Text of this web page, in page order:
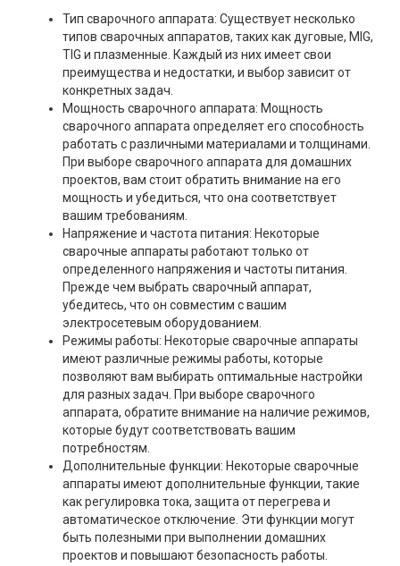
Тип сварочного аппарата: Существует несколько
типов сварочных аппаратов, таких как дуговые, MIG,
TIG и плазменные. Каждый из них имеет свои
преимущества и недостатки, и выбор зависит от
конкретных задач.
Мощность сварочного аппарата: Мощность
сварочного аппарата определяет его способность
работать с различными материалами и толщинами.
При выборе сварочного аппарата для домашних
проектов, вам стоит обратить внимание на его
мощность и убедиться, что она соответствует
вашим требованиям.
Напряжение и частота питания: Некоторые
сварочные аппараты работают только от
определенного напряжения и частоты питания.
Прежде чем выбрать сварочный аппарат,
убедитесь, что он совместим с вашим
электросетевым оборудованием.
Режимы работы: Некоторые сварочные аппараты
имеют различные режимы работы, которые
позволяют вам выбирать оптимальные настройки
для разных задач. При выборе сварочного
аппарата, обратите внимание на наличие режимов,
которые будут соответствовать вашим
потребностям.
Дополнительные функции: Некоторые сварочные
аппараты имеют дополнительные функции, такие
как регулировка тока, защита от перегрева и
автоматическое отключение. Эти функции могут
быть полезными при выполнении домашних
проектов и повышают безопасность работы.